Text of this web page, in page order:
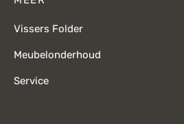
Vissers Folder
Meubelonderhoud
Service